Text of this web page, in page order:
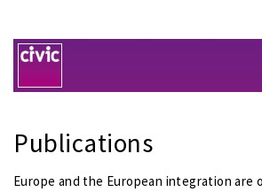
Publications
Europe and the European integration are